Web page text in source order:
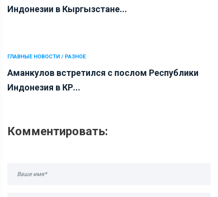
Индонезии в Кыргызстане...
ГЛАВНЫЕ НОВОСТИ / РАЗНОЕ
Аманкулов встретился с послом Республики
Индонезия в КР...
Комментировать: